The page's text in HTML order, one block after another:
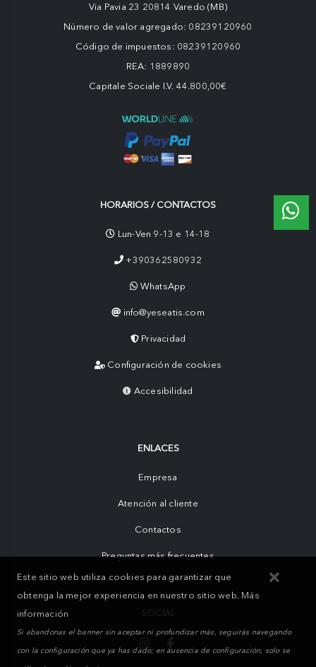
Via Pavia 23 20814 Varedo (MB)
Número de valor agregado: 08239120960
Código de impuestos: 08239120960
REA: 1889890
Capitale Sociale I.V. 44.800,00€
HORARIOS / CONTACTOS
Lun-Ven 9-13 e 14-18
+390362580932
WhatsApp
info@yeseatis.com
Privacidad
Configuración de cookies
Accesibilidad
ENLACES
Empresa
Atención al cliente
Contactos
Preguntas más frecuentes
Este sitio web utiliza cookies para garantizar que
obtenga la mejor experiencia en nuestro sitio web. Más
información
Si abandonas el banner sin aceptar ni profundizar más, seguirás navegando
con la configuración que ya has dado; en ausencia de configuración, solo se